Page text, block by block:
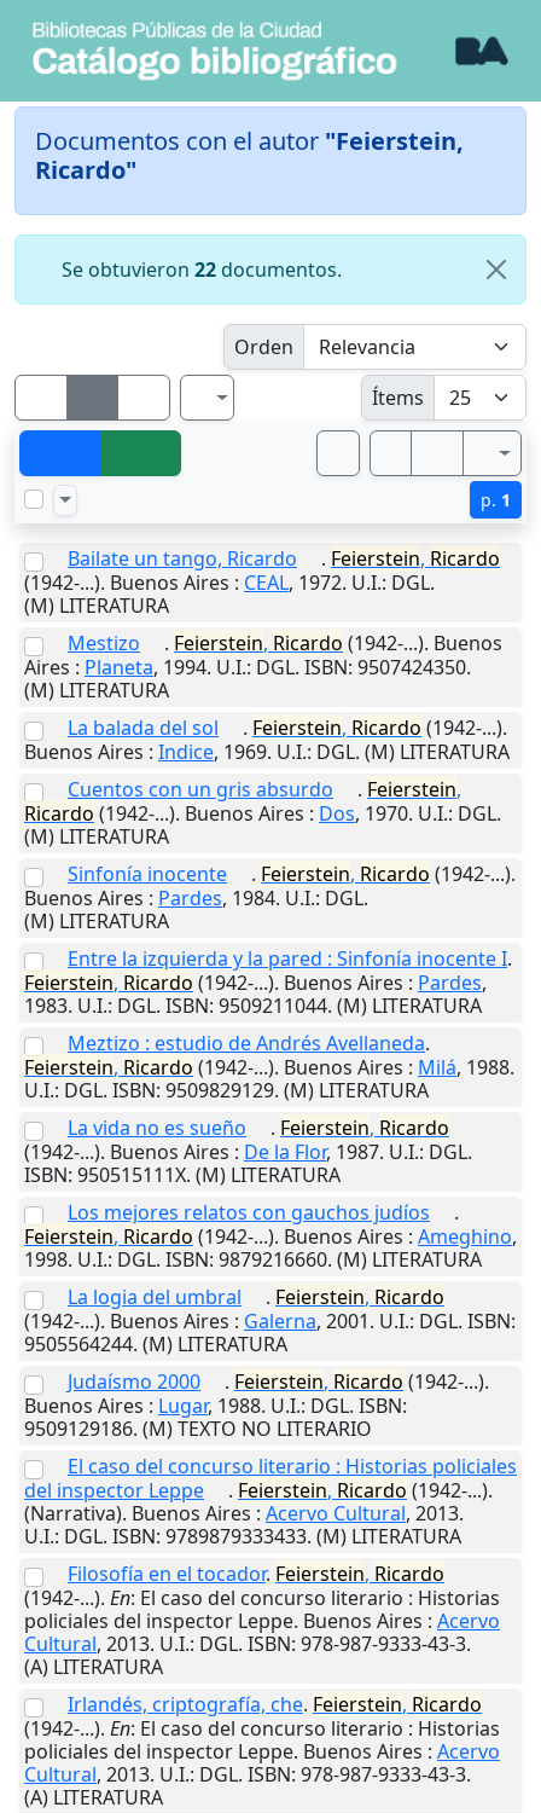
Documentos con el autor "Feierstein,
Ricardo"
Se obtuvieron 22documentos.
Orden
Ítems
p. 1
Bailate un tango, Ricardo . Feierstein, Ricardo
(1942-...). Buenos Aires : CEAL, 1972. U.I.: DGL.
(M) LITERATURA
Mestizo
. Feierstein, Ricardo (1942-...). Buenos
Aires : Planeta, 1994. U.I.: DGL. ISBN: 9507424350.
(M) LITERATURA
La balada del sol
. Feierstein, Ricardo (1942-...).
Buenos Aires : Indice, 1969. U.I.: DGL. (M) LITERATURA
Cuentos con un gris absurdo
. Feierstein,
Ricardo (1942-...). Buenos Aires : Dos, 1970. U.I.: DGL.
(M) LITERATURA
Sinfonía inocente
. Feierstein, Ricardo (1942-...).
Buenos Aires : Pardes, 1984. U.I.: DGL.
(M) LITERATURA
Entre la izquierda y la pared : Sinfonía inocente I.
Feierstein, Ricardo (1942-...). Buenos Aires : Pardes,
1983. U.I.: DGL. ISBN: 9509211044. (M) LITERATURA
Meztizo : estudio de Andrés Avellaneda.
Feierstein, Ricardo (1942-...). Buenos Aires : Milá, 1988.
U.I.: DGL. ISBN: 9509829129. (M) LITERATURA
La vida no es sueño
. Feierstein, Ricardo
(1942-...). Buenos Aires : De la Flor, 1987. U.I.: DGL.
ISBN: 950515111X. (M) LITERATURA
Los mejores relatos con gauchos judíos
.
Feierstein, Ricardo (1942-...). Buenos Aires : Ameghino,
1998. U.I.: DGL. ISBN: 9879216660. (M) LITERATURA
La logia del umbral
. Feierstein, Ricardo
(1942-...). Buenos Aires : Galerna, 2001. U.I.: DGL. ISBN:
9505564244. (M) LITERATURA
Judaísmo 2000
. Feierstein, Ricardo (1942-...).
Buenos Aires : Lugar, 1988. U.I.: DGL. ISBN:
9509129186. (M) TEXTO NO LITERARIO
El caso del concurso literario : Historias policiales
del inspector Leppe
. Feierstein, Ricardo (1942-...).
(Narrativa). Buenos Aires : Acervo Cultural, 2013.
U.I.: DGL. ISBN: 9789879333433. (M) LITERATURA
Filosofía en el tocador. Feierstein, Ricardo
(1942-...). En: El caso del concurso literario : Historias
policiales del inspector Leppe. Buenos Aires : Acervo
Cultural, 2013. U.I.: DGL. ISBN: 978-987-9333-43-3.
(A) LITERATURA
Irlandés, criptografía, che. Feierstein, Ricardo
(1942-...). En: El caso del concurso literario : Historias
policiales del inspector Leppe. Buenos Aires : Acervo
Cultural, 2013. U.I.: DGL. ISBN: 978-987-9333-43-3.
(A) LITERATURA